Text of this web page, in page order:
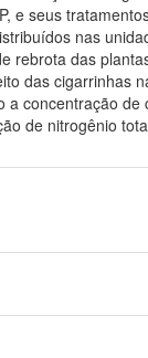
e seus
nas
rebrota das
das cigarrinhas
concentração de
de nitrogênio